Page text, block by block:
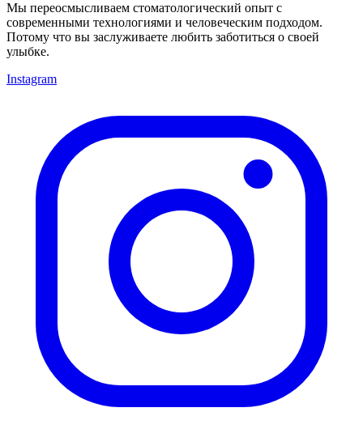
Мы переосмысливаем стоматологический опыт с
современными технологиями и человеческим подходом.
Потому что вы заслуживаете любить заботиться о своей
улыбке.
Instagram